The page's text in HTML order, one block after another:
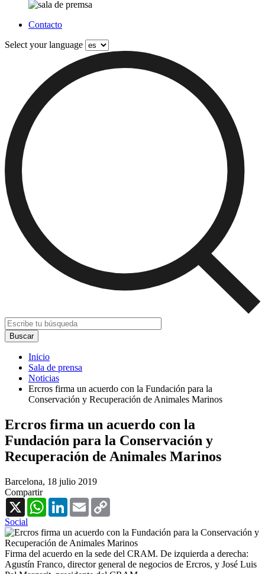
Contacto
Select your language
Inicio
Sala de prensa
Noticias
Ercros firma un acuerdo con la Fundación para la
Conservación y Recuperación de Animales Marinos
Ercros firma un acuerdo con la
Fundación para la Conservación y
Recuperación de Animales Marinos
Barcelona, 18 julio 2019
Compartir
X
WhatsAppLinkedInEmail
Social
Firma del acuerdo en la sede del CRAM. De izquierda a derecha:
Agustín Franco, director general de negocios de Ercros, y José Luis